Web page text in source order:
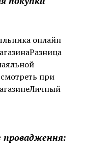
онлайн
при
провадження: